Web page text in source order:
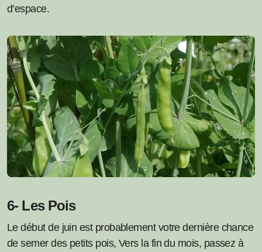
d’espace.
6- Les Pois
Le début de juin est probablement votre dernière chance
de semer des petits pois, Vers la fin du mois, passez à